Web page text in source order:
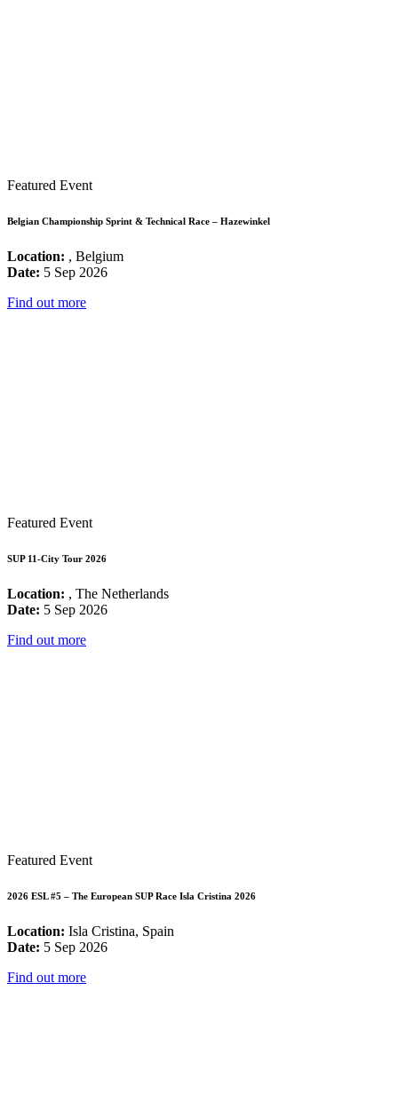
Featured Event
Belgian Championship Sprint & Technical Race – Hazewinkel
Location: , Belgium
Date: 5 Sep 2026
Find out more
Featured Event
SUP 11-City Tour 2026
Location: , The Netherlands
Date: 5 Sep 2026
Find out more
Featured Event
2026 ESL #5 – The European SUP Race Isla Cristina 2026
Location: Isla Cristina, Spain
Date: 5 Sep 2026
Find out more